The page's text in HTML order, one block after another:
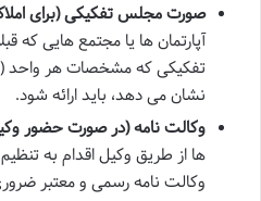
صورت مجلس تفکیکی (برای
آپارتمان ها یا مجتمع هایی
تفکیکی که مشخصات هر واحد
نشان می دهد، باید ارائه شود.
وکالت نامه (در صورت حضور
ها از طریق وکیل اقدام به
وکالت نامه رسمی و معتبر